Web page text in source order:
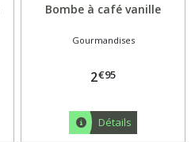
Bombe à café vanille
Gourmandises
2€95
Détails